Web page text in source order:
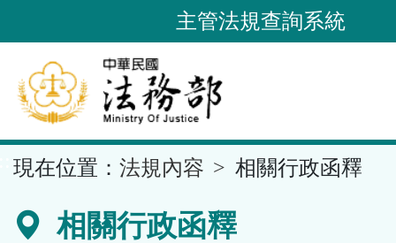
到
要
內
容
區
主管法規查詢系統
現在位置： 法規內容 相關行政函釋
相關行政函釋